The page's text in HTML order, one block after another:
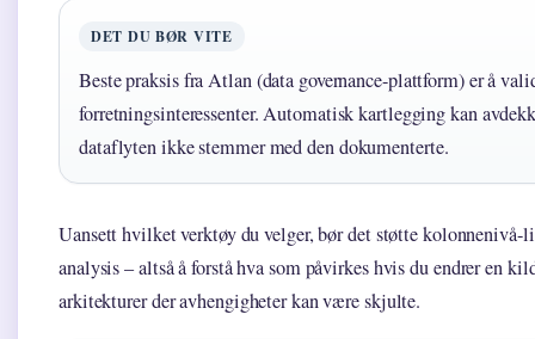
DET DU BØR VITE
Beste praksis fra Atlan (data governance-plattform) er å
forretningsinteressenter. Automatisk kartlegging kan
dataflyten ikke stemmer med den dokumenterte.
Uansett hvilket verktøy du velger, bør det støtte
analysis – altså å forstå hva som påvirkes hvis du endrer en
arkitekturer der avhengigheter kan være skjulte.